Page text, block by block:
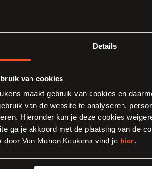
Details
van cookies
maakt gebruik van cookies en
van de website te analyseren,
Hieronder kun je deze cookies
ga je akkoord met de plaatsing van de
door Van Manen Keukens vind je hier.
Keukens?
niet bij?